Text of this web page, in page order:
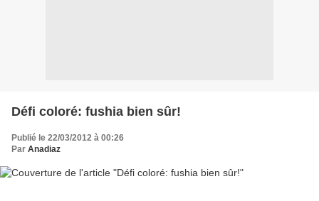
Défi coloré: fushia bien sûr!
Publié le 22/03/2012 à 00:26
Par Anadiaz